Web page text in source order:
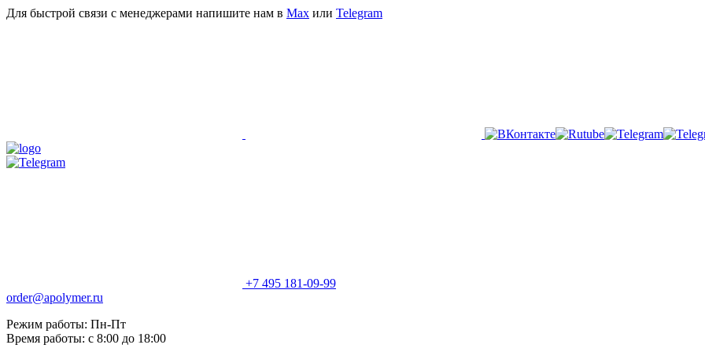
Для быстрой связи с менеджерами напишите нам в Мах или Telegram
+7 495 181-09-99
order@apolymer.ru
Режим работы: Пн-Пт
Время работы: с 8:00 до 18:00